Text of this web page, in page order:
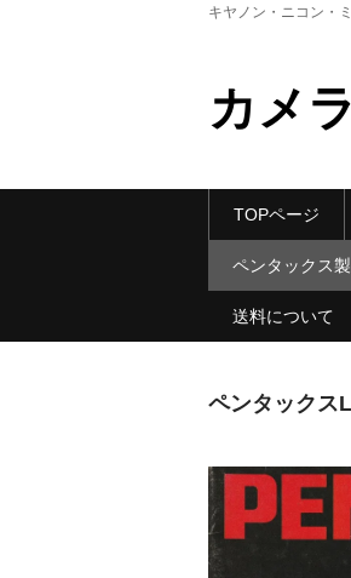
キヤノン・ニコン・
カメ
TOPページ
ペンタックス
送料について
ペンタックス